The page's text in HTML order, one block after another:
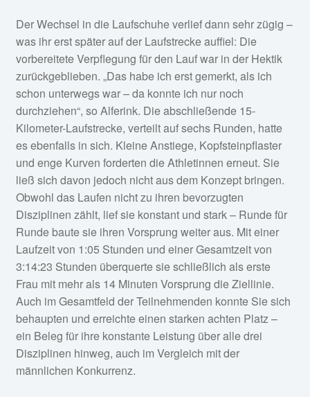
Der Wechsel in die Laufschuhe verlief dann sehr zügig –
was ihr erst später auf der Laufstrecke auffiel: Die
vorbereitete Verpflegung für den Lauf war in der Hektik
zurückgeblieben. „Das habe ich erst gemerkt, als ich
schon unterwegs war – da konnte ich nur noch
durchziehen“, so Alferink. Die abschließende 15-
Kilometer-Laufstrecke, verteilt auf sechs Runden, hatte
es ebenfalls in sich. Kleine Anstiege, Kopfsteinpflaster
und enge Kurven forderten die Athletinnen erneut. Sie
ließ sich davon jedoch nicht aus dem Konzept bringen.
Obwohl das Laufen nicht zu ihren bevorzugten
Disziplinen zählt, lief sie konstant und stark – Runde für
Runde baute sie ihren Vorsprung weiter aus. Mit einer
Laufzeit von 1:05 Stunden und einer Gesamtzeit von
3:14:23 Stunden überquerte sie schließlich als erste
Frau mit mehr als 14 Minuten Vorsprung die Ziellinie.
Auch im Gesamtfeld der Teilnehmenden konnte Sie sich
behaupten und erreichte einen starken achten Platz –
ein Beleg für ihre konstante Leistung über alle drei
Disziplinen hinweg, auch im Vergleich mit der
männlichen Konkurrenz.